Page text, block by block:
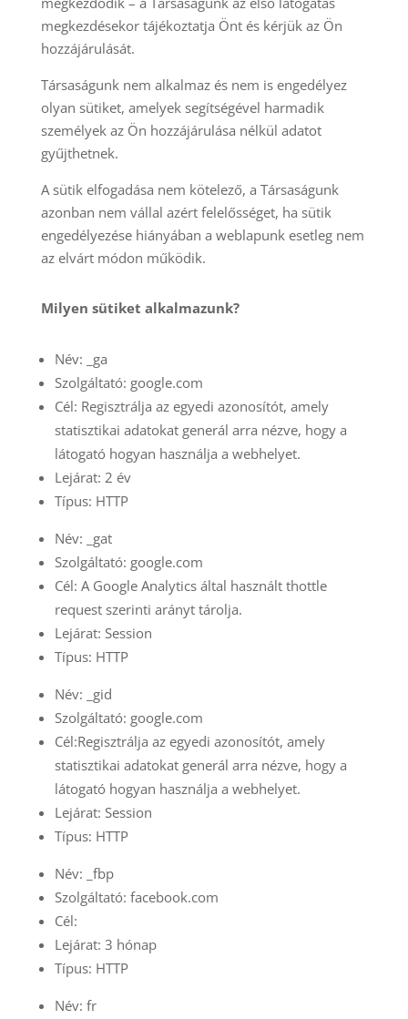
megkezdésekor tájékoztatja Önt és kérjük az Ön
hozzájárulását.
Társaságunk nem alkalmaz és nem is engedélyez
olyan sütiket, amelyek segítségével harmadik
személyek az Ön hozzájárulása nélkül adatot
gyűjthetnek.
A sütik elfogadása nem kötelező, a Társaságunk
azonban nem vállal azért felelősséget, ha sütik
engedélyezése hiányában a weblapunk esetleg nem
az elvárt módon működik.
Milyen sütiket alkalmazunk?
Név: _ga
Szolgáltató: google.com
Cél: Regisztrálja az egyedi azonosítót, amely
statisztikai adatokat generál arra nézve, hogy a
látogató hogyan használja a webhelyet.
Lejárat: 2 év
Típus: HTTP
Név: _gat
Szolgáltató: google.com
Cél: A Google Analytics által használt thottle
request szerinti arányt tárolja.
Lejárat: Session
Típus: HTTP
Név: _gid
Szolgáltató: google.com
Cél:Regisztrálja az egyedi azonosítót, amely
statisztikai adatokat generál arra nézve, hogy a
látogató hogyan használja a webhelyet.
Lejárat: Session
Típus: HTTP
Név: _fbp
Szolgáltató: facebook.com
Cél:
Lejárat: 3 hónap
Típus: HTTP
Név: fr